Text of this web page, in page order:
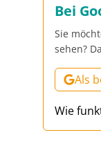
Bei
Sie
sehen?
Als
Wie